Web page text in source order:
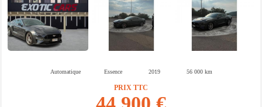
Automatique Essence 2019 56 000 km
PRIX TTC